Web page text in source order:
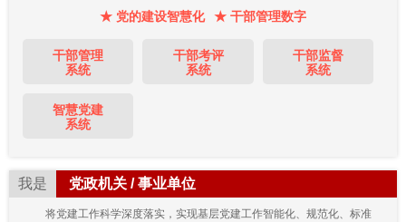
★ 党的建设智慧化 ★ 干部管理数字
干部管理
系统
干部考评
系统
干部监督
系统
智慧党建
系统
我是 党政机关 / 事业单位
将党建工作科学深度落实，实现基层党建工作智能化、规范化、标准